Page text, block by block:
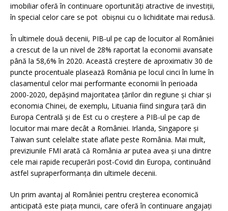
imobiliar oferă în continuare oportunități atractive de investiții,
în special celor care se pot obișnui cu o lichiditate mai redusă.
În ultimele două decenii, PIB-ul pe cap de locuitor al României
a crescut de la un nivel de 28% raportat la economii avansate
până la 58,6% în 2020. Această creștere de aproximativ 30 de
puncte procentuale plasează România pe locul cinci în lume în
clasamentul celor mai performante economii în perioada
2000-2020, depășind majoritatea țărilor din regiune și chiar și
economia Chinei, de exemplu, Lituania fiind singura țară din
Europa Centrală și de Est cu o creștere a PIB-ul pe cap de
locuitor mai mare decât a României. Irlanda, Singapore și
Taiwan sunt celelalte state aflate peste România. Mai mult,
previziunile FMI arată că România ar putea avea și una dintre
cele mai rapide recuperări post-Covid din Europa, continuând
astfel supraperformanța din ultimele decenii.
Un prim avantaj al României pentru creșterea economică
anticipată este piața muncii, care oferă în continuare angajați